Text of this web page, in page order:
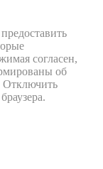
согласен,
об
Отключить